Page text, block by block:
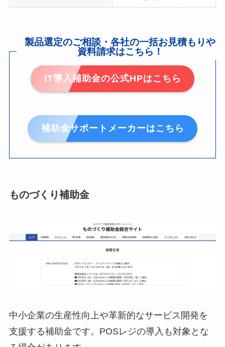
製品選定のご相談・各社の一括お見積もりや
資料請求はこちら！
IT導入補助金の公式HPはこちら
補助金サポートメーカーはこちら
ものづくり補助金
中小企業の生産性向上や革新的なサービス開発を
支援する補助金です。​POSレジの導入も対象とな